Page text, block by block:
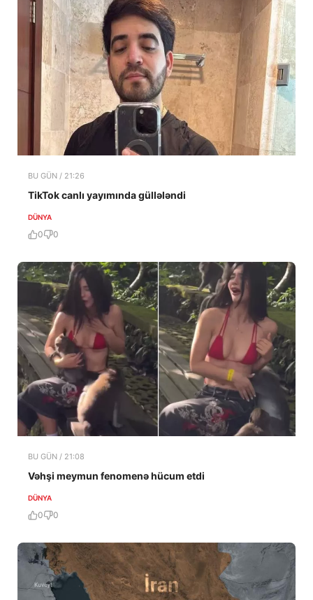
BU GÜN / 21:26
TikTok canlı yayımında güllələndi
DÜNYA
0 0
BU GÜN / 21:08
Vəhşi meymun fenomenə hücum etdi
DÜNYA
0 0